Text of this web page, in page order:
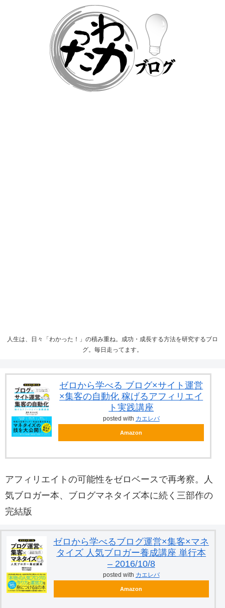
人生は、日々「わかった！」の積み重ね。成功・成長する方法を研究するブロ
グ。毎日走ってます。
ゼロから学べる ブログ×サイト運営
×集客の自動化 稼げるアフィリエイ
ト実践講座
posted with カエレバ
Amazon
アフィリエイトの可能性をゼロベースで再考察。人
気ブロガー本、ブログマネタイズ本に続く三部作の
完結版
ゼロから学べるブログ運営×集客×マネ
タイズ 人気ブロガー養成講座 単行本
– 2016/10/8
posted with カエレバ
Amazon